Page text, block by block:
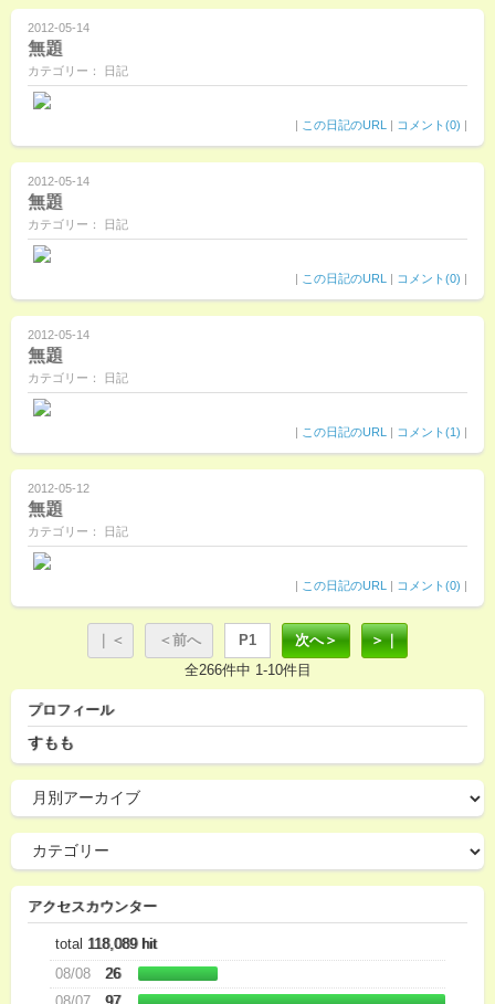
2012-05-14
無題
カテゴリー： 日記
| この日記のURL | コメント(0) |
2012-05-14
無題
カテゴリー： 日記
| この日記のURL | コメント(0) |
2012-05-14
無題
カテゴリー： 日記
| この日記のURL | コメント(1) |
2012-05-12
無題
カテゴリー： 日記
| この日記のURL | コメント(0) |
｜＜ ＜前へ P1 次へ＞
＞｜
全266件中 1-10件目
プロフィール
すもも
アクセスカウンター
total 118,089 hit
08/08
26